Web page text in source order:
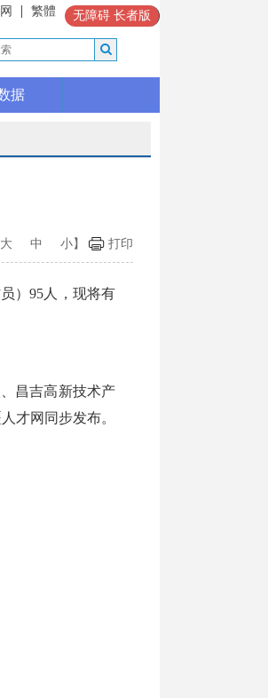
繁體 无障碍 长者版
据
大 中 小】 打印
）95人，现将有
昌吉高新技术产
才网同步发布。